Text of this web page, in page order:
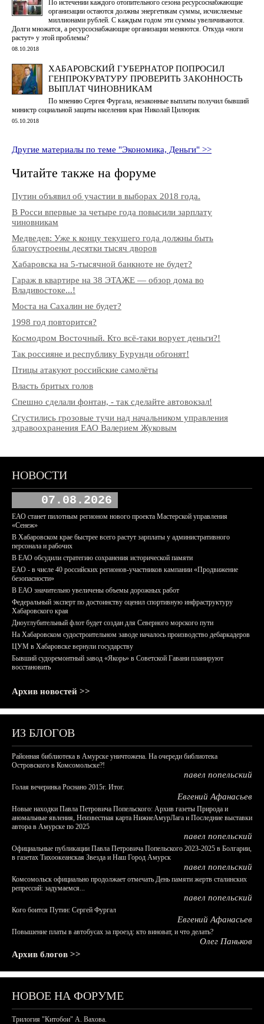
По истечении каждого отопительного сезона ресурсоснабжающие
организации остаются должны энергетикам суммы, исчисляемые
миллионами рублей. С каждым годом эти суммы увеличиваются.
Долги множатся, а ресурсоснабжающие организации меняются. Откуда «ноги
растут» у этой проблемы?
08.10.2018
ХАБАРОВСКИЙ ГУБЕРНАТОР ПОПРОСИЛ
ГЕНПРОКУРАТУРУ ПРОВЕРИТЬ ЗАКОННОСТЬ
ВЫПЛАТ ЧИНОВНИКАМ
По мнению Сергея Фургала, незаконные выплаты получил бывший
министр социальной защиты населения края Николай Цилюрик
05.10.2018
Другие материалы по теме "Экономика, Деньги" >>
Читайте также на форуме
Путин объявил об участии в выборах 2018 года.
В Росси впервые за четыре года повысили зарплату
чиновникам
Медведев: Уже к концу текущего года должны быть
благоустроены десятки тысяч дворов
Хабаровска на 5-тысячной банкноте не будет?
Гараж в квартире на 38 ЭТАЖЕ — обзор дома во
Владивостоке...!
Моста на Сахалин не будет?
1998 год повторится?
Космодром Восточный. Кто всё-таки ворует деньги?!
Так россияне и республику Бурунди обгонят!
Птицы атакуют российские самолёты
Власть бритых голов
Спешно сделали фонтан, - так сделайте автовокзал!
Сгустились грозовые тучи над начальником управления
здравоохранения ЕАО Валерием Жуковым
НОВОСТИ
07.08.2026
ЕАО станет пилотным регионом нового проекта Мастерской управления
«Сенеж»
В Хабаровском крае быстрее всего растут зарплаты у административного
персонала и рабочих
В ЕАО обсудили стратегию сохранения исторической памяти
ЕАО - в числе 40 российских регионов-участников кампании «Продвижение
безопасности»
В ЕАО значительно увеличены объемы дорожных работ
Федеральный эксперт по достоинству оценил спортивную инфраструктуру
Хабаровского края
Дноуглубительный флот будет создан для Северного морского пути
На Хабаровском судостроительном заводе началось производство дебаркадеров
ЦУМ в Хабаровске вернули государству
Бывший судоремонтный завод «Якорь» в Советской Гавани планируют
восстановить
Архив новостей >>
ИЗ БЛОГОВ
Районная библиотека в Амурске уничтожена. На очереди библиотека
Островского в Комсомольске?!
павел попельский
Голая вечеринка Роснано 2015г. Итог.
Евгений Афанасьев
Новые находки Павла Петровича Попельского: Архив газеты Природа и
аномальные явления, Неизвестная карта НижнеАмурЛага и Последние выставки
автора в Амурске по 2025
павел попельский
Официальные публикации Павла Петровича Попельского 2023-2025 в Болгарии,
в газетах Тихоокеанская Звезда и Наш Город Амурск
павел попельский
Комсомольск официально продолжает отмечать День памяти жертв сталинских
репрессий: задумаемся...
павел попельский
Кого боится Путин: Сергей Фургал
Евгений Афанасьев
Повышение платы в автобусах за проезд: кто виноват, и что делать?
Олег Паньков
Архив блогов >>
НОВОЕ НА ФОРУМЕ
Трилогия "Китобои" А. Вахова.